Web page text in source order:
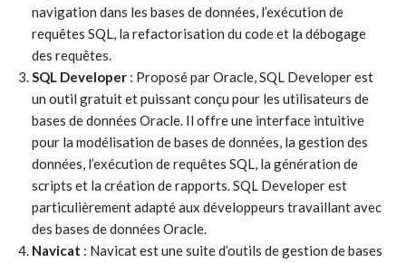
navigation dans les bases de données, l’exécution de
requêtes SQL, la refactorisation du code et la débogage
des requêtes.
SQL Developer : Proposé par Oracle, SQL Developer est
un outil gratuit et puissant conçu pour les utilisateurs de
bases de données Oracle. Il offre une interface intuitive
pour la modélisation de bases de données, la gestion des
données, l’exécution de requêtes SQL, la génération de
scripts et la création de rapports. SQL Developer est
particulièrement adapté aux développeurs travaillant avec
des bases de données Oracle.
Navicat : Navicat est une suite d’outils de gestion de bases